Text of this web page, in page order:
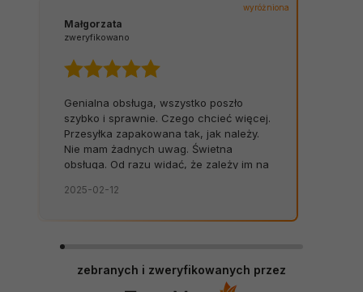
wyróżniona
Małgorzata
zweryfikowano
Genialna obsługa, wszystko poszło
szybko i sprawnie. Czego chcieć więcej.
Przesyłka zapakowana tak, jak należy.
Nie mam żadnych uwag. Świetna
obsługa. Od razu widać, że zależy im na
czas, bez zbędnych nerwów. Sklep bez
2025-02-12
zebranych i zweryfikowanych przez